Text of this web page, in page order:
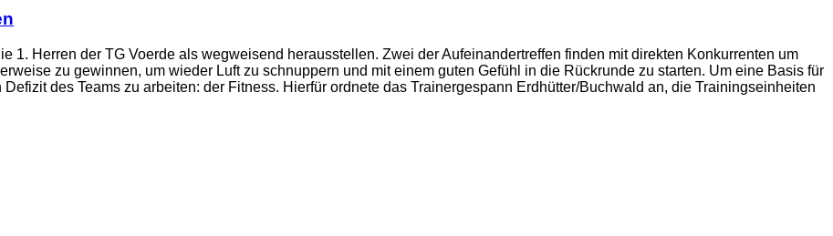
1. Herren der TG Voerde als wegweisend herausstellen. Zwei der Aufeinandertreffen finden mit direkten Konkurrenten um
zu gewinnen, um wieder Luft zu schnuppern und mit einem guten Gefühl in die Rückrunde zu starten. Um eine Basis für
des Teams zu arbeiten: der Fitness. Hierfür ordnete das Trainergespann Erdhütter/Buchwald an, die Trainingseinheiten